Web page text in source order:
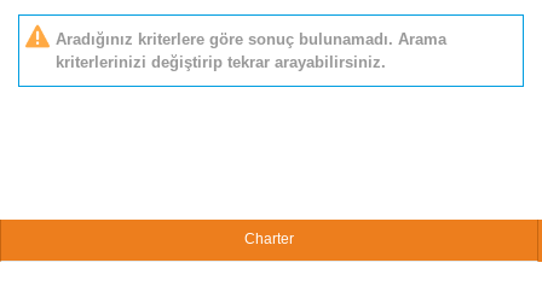
Aradığınız kriterlere göre sonuç bulunamadı. Arama
kriterlerinizi değiştirip tekrar arayabilirsiniz.
Charter